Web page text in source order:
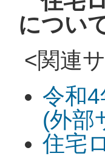
につい
<関連
令和
(外部
住宅